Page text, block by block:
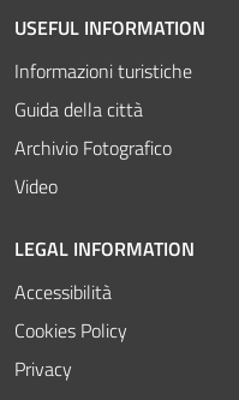
USEFUL INFORMATION
Informazioni turistiche
Guida della città
Archivio Fotografico
Video
LEGAL INFORMATION
Accessibilità
Cookies Policy
Privacy